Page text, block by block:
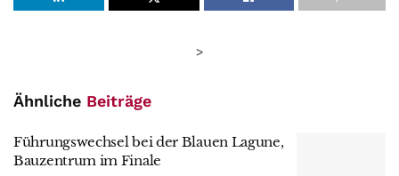
>
Ähnliche Beiträge
Führungswechsel bei der Blauen Lagune,
Bauzentrum im Finale